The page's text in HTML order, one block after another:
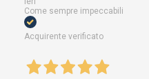
Come sempre impeccabili
Acquirente verificato